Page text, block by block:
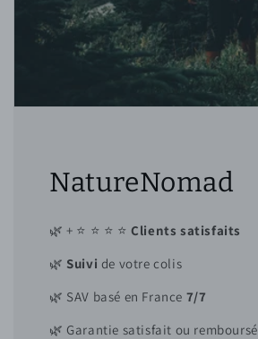
NatureNomad
🌿 + ⭐ ⭐ ⭐ ⭐Clients satisfaits
🌿 Suivi de votre colis
🌿 SAV basé en France 7/7
🌿 Garantie satisfait ou remboursé